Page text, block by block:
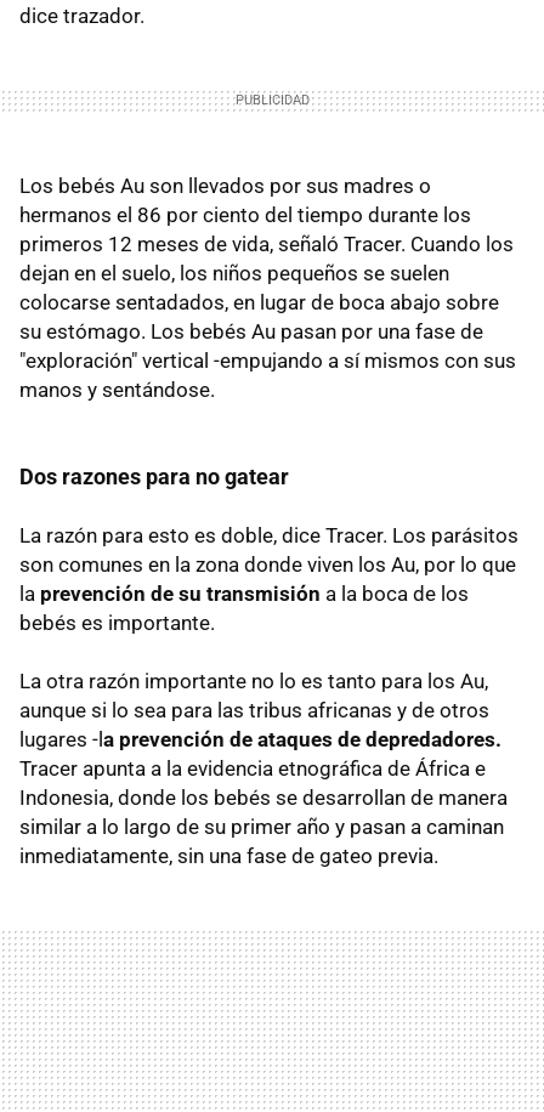
dice trazador.
Los bebés Au son llevados por sus madres o
hermanos el 86 por ciento del tiempo durante los
primeros 12 meses de vida, señaló Tracer. Cuando los
dejan en el suelo, los niños pequeños se suelen
colocarse sentadados, en lugar de boca abajo sobre
su estómago. Los bebés Au pasan por una fase de
"exploración" vertical -empujando a sí mismos con sus
manos y sentándose.
Dos razones para no gatear
La razón para esto es doble, dice Tracer. Los parásitos
son comunes en la zona donde viven los Au, por lo que
la prevención de su transmisión a la boca de los
bebés es importante.
La otra razón importante no lo es tanto para los Au,
aunque si lo sea para las tribus africanas y de otros
lugares -l a prevención de ataques de depredadores.
Tracer apunta a la evidencia etnográfica de África e
Indonesia, donde los bebés se desarrollan de manera
similar a lo largo de su primer año y pasan a caminan
inmediatamente, sin una fase de gateo previa.